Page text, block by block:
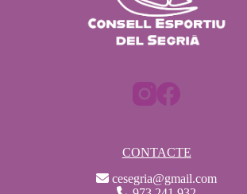
CONTACTE
cesegria@gmail.com